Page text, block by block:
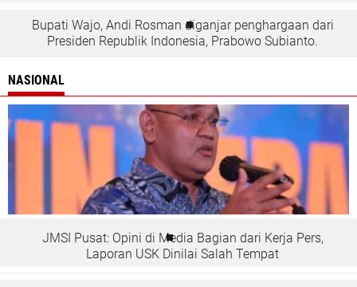
Bupati Wajo, Andi Rosman diganjar penghargaan dari
Presiden Republik Indonesia, Prabowo Subianto.
NASIONAL
JMSI Pusat: Opini di Media Bagian dari Kerja Pers,
Laporan USK Dinilai Salah Tempat